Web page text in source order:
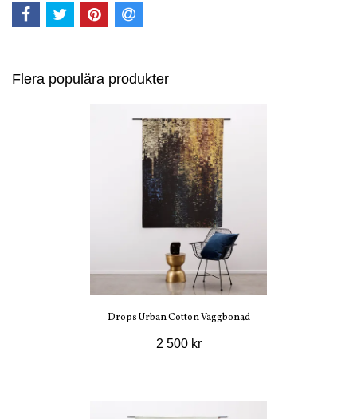
Flera populära produkter
Drops Urban Cotton Väggbonad
2 500 kr